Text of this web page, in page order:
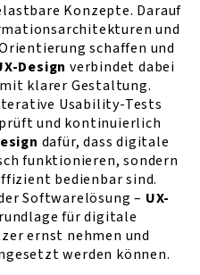
Konzepte. Darauf
und
schaffen und
Design verbindet dabei
klarer Gestaltung.
Usability-Tests
und kontinuierlich
dafür, dass digitale
funktionieren, sondern
bedienbar sind.
Softwarelösung – UX-
für digitale
ernst nehmen und
werden können.